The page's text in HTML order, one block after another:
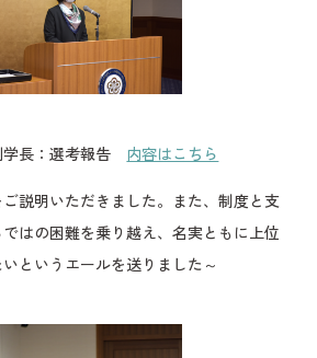
長：選考報告 内容はこちら
説明いただきました。また、制度と支
はの困難を乗り越え、名実ともに上位
というエールを送りました～